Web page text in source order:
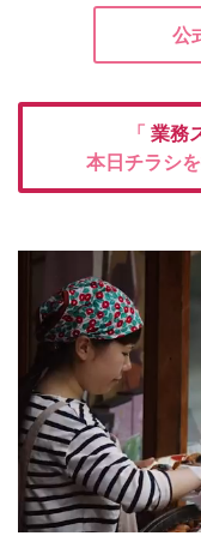
公
「 業務
本日チラシ